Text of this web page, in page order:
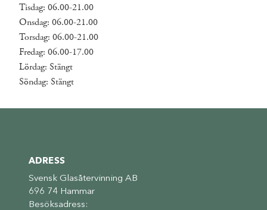
Tisdag: 06.00-21.00
Onsdag: 06.00-21.00
Torsdag: 06.00-21.00
Fredag: 06.00-17.00
Lördag: Stängt
Söndag: Stängt
ADRESS
Svensk Glasåtervinning AB
696 74 Hammar
Besöksadress: